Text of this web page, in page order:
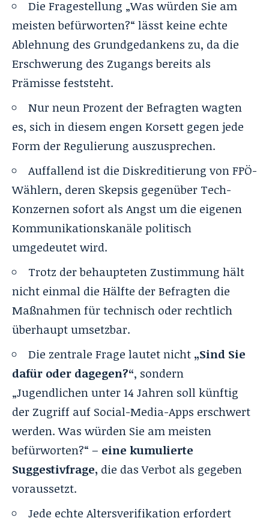
Die Fragestellung „Was würden Sie am
meisten befürworten?“ lässt keine echte
Ablehnung des Grundgedankens zu, da die
Erschwerung des Zugangs bereits als
Prämisse feststeht.
Nur neun Prozent der Befragten wagten
es, sich in diesem engen Korsett gegen jede
Form der Regulierung auszusprechen.
Auffallend ist die Diskreditierung von FPÖ-
Wählern, deren Skepsis gegenüber Tech-
Konzernen sofort als Angst um die eigenen
Kommunikationskanäle politisch
umgedeutet wird.
Trotz der behaupteten Zustimmung hält
nicht einmal die Hälfte der Befragten die
Maßnahmen für technisch oder rechtlich
überhaupt umsetzbar.
Die zentrale Frage lautet nicht „Sind Sie
dafür oder dagegen?“, sondern
„Jugendlichen unter 14 Jahren soll künftig
der Zugriff auf Social-Media-Apps erschwert
werden. Was würden Sie am meisten
befürworten?“ – eine kumulierte
Suggestivfrage, die das Verbot als gegeben
voraussetzt.
Jede echte Altersverifikation erfordert